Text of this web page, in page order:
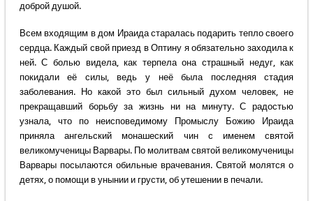
доброй душой.
Всем входящим в дом Ираида старалась подарить тепло своего
сердца. Каждый свой приезд в Оптину я обязательно заходила к
ней. С болью видела, как терпела она страшный недуг, как
покидали её силы, ведь у неё была последняя стадия
заболевания. Но какой это был сильный духом человек, не
прекращавший борьбу за жизнь ни на минуту. С радостью
узнала, что по неисповедимому Промыслу Божию Ираида
приняла ангельский монашеский чин с именем святой
великомученицы Варвары. По молитвам святой великомученицы
Варвары посылаются обильные врачевания. Святой молятся о
детях, о помощи в унынии и грусти, об утешении в печали.